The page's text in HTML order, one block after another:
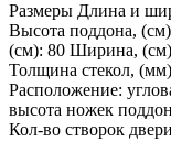
Размеры Длина и
Высота поддона,
(см): 80 Ширина,
Толщина стекол,
Расположение:
высота ножек
Кол-во створок